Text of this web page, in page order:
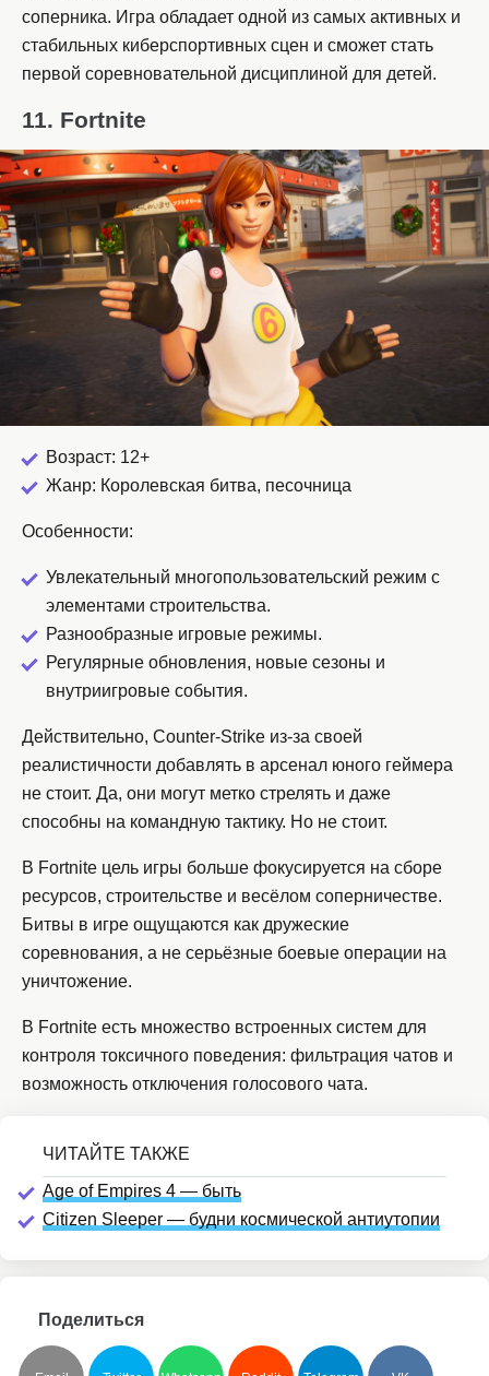
соперника. Игра обладает одной из самых активных и
стабильных киберспортивных сцен и сможет стать
первой соревновательной дисциплиной для детей.
11. Fortnite
Возраст: 12+
Жанр: Королевская битва, песочница
Особенности:
Увлекательный многопользовательский режим с
элементами строительства.
Разнообразные игровые режимы.
Регулярные обновления, новые сезоны и
внутриигровые события.
Действительно, Counter-Strike из-за своей
реалистичности добавлять в арсенал юного геймера
не стоит. Да, они могут метко стрелять и даже
способны на командную тактику. Но не стоит.
В Fortnite цель игры больше фокусируется на сборе
ресурсов, строительстве и весёлом соперничестве.
Битвы в игре ощущаются как дружеские
соревнования, а не серьёзные боевые операции на
уничтожение.
В Fortnite есть множество встроенных систем для
контроля токсичного поведения: фильтрация чатов и
возможность отключения голосового чата.
Age of Empires 4 — быть
Citizen Sleeper — будни космической антиутопии
Поделиться